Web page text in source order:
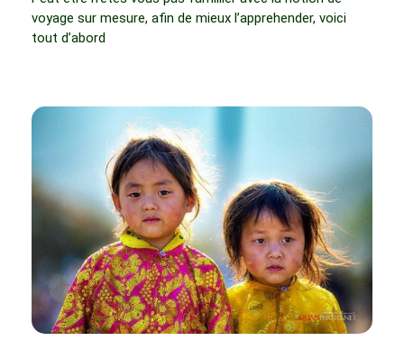
voyage sur mesure, afin de mieux l’apprehender, voici
tout d’abord